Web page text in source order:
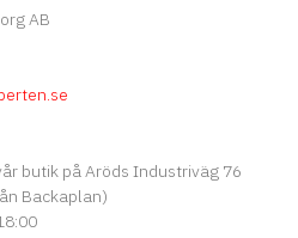
AB
butik på Aröds Industriväg 76
Backaplan)